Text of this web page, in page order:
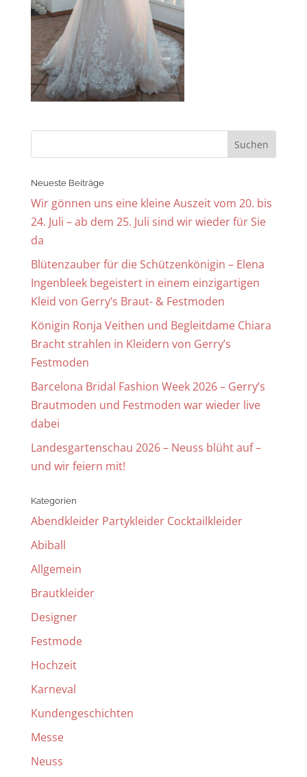
Neueste Beiträge
Wir gönnen uns eine kleine Auszeit vom 20. bis
24. Juli – ab dem 25. Juli sind wir wieder für Sie
da
Blütenzauber für die Schützenkönigin – Elena
Ingenbleek begeistert in einem einzigartigen
Kleid von Gerry’s Braut- & Festmoden
Königin Ronja Veithen und Begleitdame Chiara
Bracht strahlen in Kleidern von Gerry’s
Festmoden
Barcelona Bridal Fashion Week 2026 – Gerry’s
Brautmoden und Festmoden war wieder live
dabei
Landesgartenschau 2026 – Neuss blüht auf –
und wir feiern mit!
Kategorien
Abendkleider Partykleider Cocktailkleider
Abiball
Allgemein
Brautkleider
Designer
Festmode
Hochzeit
Karneval
Kundengeschichten
Messe
Neuss